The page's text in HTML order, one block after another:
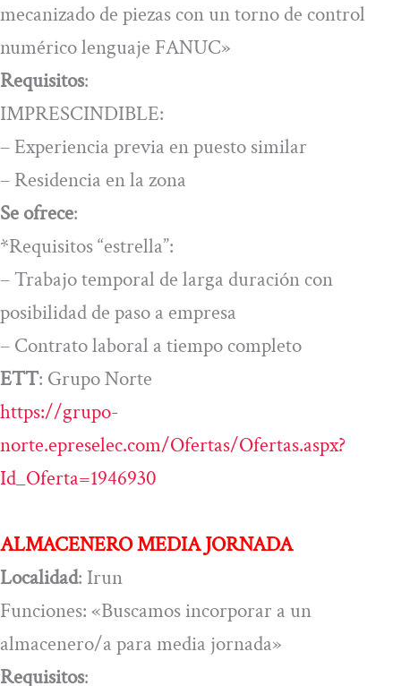
mecanizado de piezas con un torno de control
numérico lenguaje FANUC»
Requisitos:
IMPRESCINDIBLE:
– Experiencia previa en puesto similar
– Residencia en la zona
Se ofrece:
*Requisitos “estrella”:
– Trabajo temporal de larga duración con
posibilidad de paso a empresa
– Contrato laboral a tiempo completo
ETT: Grupo Norte
https://grupo-
norte.epreselec.com/Ofertas/Ofertas.aspx?
Id_Oferta=1946930
ALMACENERO MEDIA JORNADA
Localidad: Irun
Funciones: «Buscamos incorporar a un
almacenero/a para media jornada»
Requisitos: